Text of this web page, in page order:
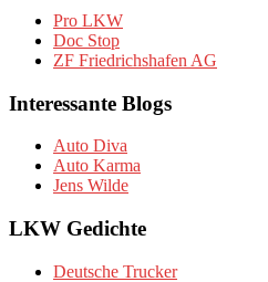
Pro LKW
Doc Stop
ZF Friedrichshafen AG
Interessante Blogs
Auto Diva
Auto Karma
Jens Wilde
LKW Gedichte
Deutsche Trucker